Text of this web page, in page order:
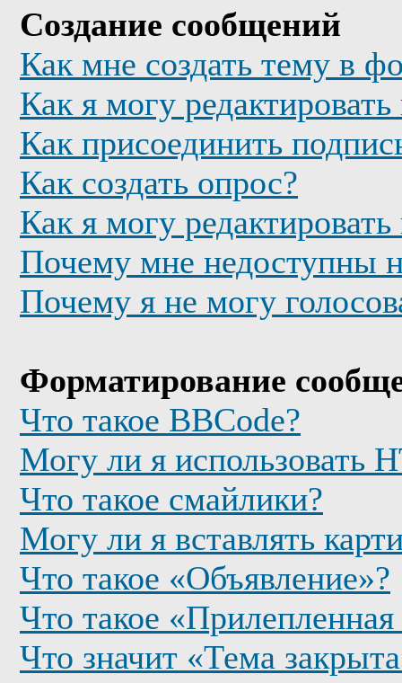
Создание сообщений
Как мне создать тему в
Как я могу
Как присоединить
Как создать опрос?
Как я могу
Почему мне недоступны
Почему я не могу
Форматирование
Что такое BBCode?
Могу ли я использовать
Что такое смайлики?
Могу ли я вставлять
Что такое «Объявление»?
Что такое «Прилепленная
Что значит «Тема